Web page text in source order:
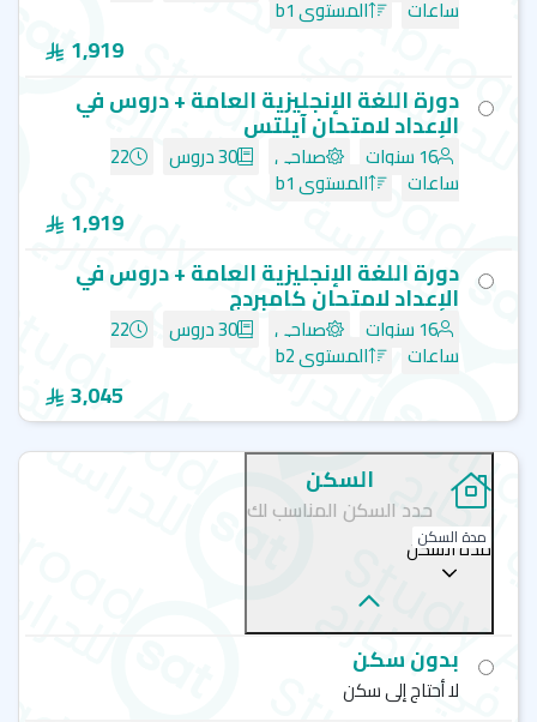
House Centres (OHC)
ساعات المستوى b1
1,919
دورة اللغة الإنجليزية العامة + دروس في
الإعداد لامتحان آيلتس
16 سنوات صباحي 30 دروس 22
ساعات المستوى b1
1,919
دورة اللغة الإنجليزية العامة + دروس في
الإعداد لامتحان كامبردج
16 سنوات صباحي 30 دروس 22
ساعات المستوى b2
3,045
السكن
حدد السكن المناسب لك
مدة السكن
مدة السكن
بدون سكن
لا أحتاج إلى سكن